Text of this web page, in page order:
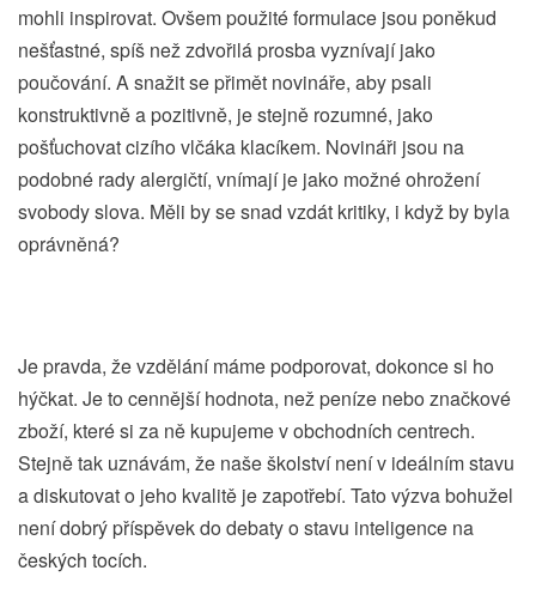
mohli inspirovat. Ovšem použité formulace jsou poněkud
nešťastné, spíš než zdvořilá prosba vyznívají jako
poučování. A snažit se přimět novináře, aby psali
konstruktivně a pozitivně, je stejně rozumné, jako
pošťuchovat cizího vlčáka klacíkem. Novináři jsou na
podobné rady alergičtí, vnímají je jako možné ohrožení
svobody slova. Měli by se snad vzdát kritiky, i když by byla
oprávněná?
Je pravda, že vzdělání máme podporovat, dokonce si ho
hýčkat. Je to cennější hodnota, než peníze nebo značkové
zboží, které si za ně kupujeme v obchodních centrech.
Stejně tak uznávám, že naše školství není v ideálním stavu
a diskutovat o jeho kvalitě je zapotřebí. Tato výzva bohužel
není dobrý příspěvek do debaty o stavu inteligence na
českých tocích.